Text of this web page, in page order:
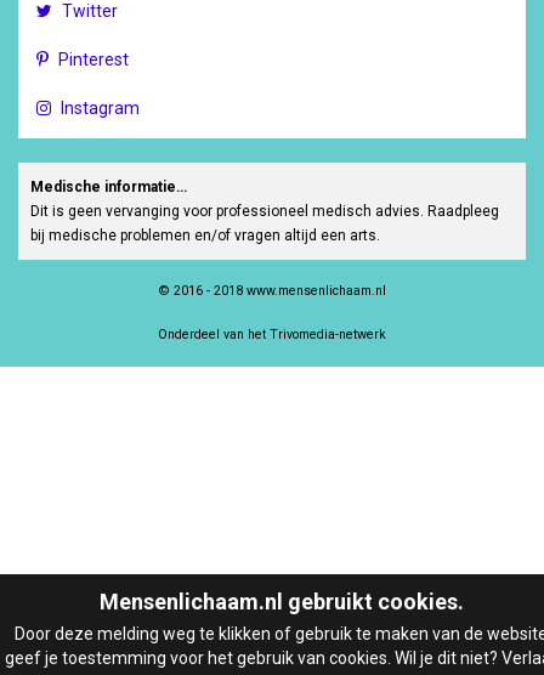
Twitter
Pinterest
Instagram
Medische informatie…
Dit is geen vervanging voor professioneel medisch advies. Raadpleeg
bij medische problemen en/of vragen altijd een arts.
© 2016 - 2018 www.mensenlichaam.nl
Onderdeel van het Trivomedia-netwerk
Mensenlichaam.nl gebruikt cookies.
Door deze melding weg te klikken of gebruik te maken van de
geef je toestemming voor het gebruik van cookies. Wil je dit niet?